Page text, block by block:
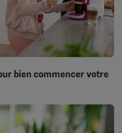
bien commencer votre